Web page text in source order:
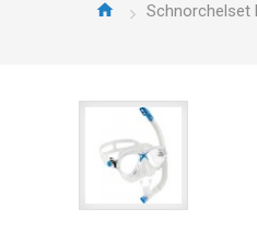
Schnorchelset